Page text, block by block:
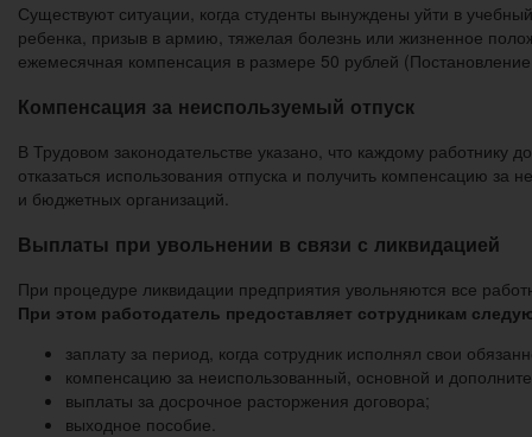
Существуют ситуации, когда студенты вынуждены уйти в
ребенка, призыв в армию, тяжелая болезнь или жизненное
ежемесячная компенсация в размере 50 рублей
Компенсация за неиспользуемый отпуск
В Трудовом законодательстве указано, что каждому
отказаться использования отпуска и получить компенсацию
и бюджетных организаций.
Выплаты при увольнении в связи с ликвидацией
При процедуре ликвидации предприятия увольняются все
При этом работодатель предоставляет сотрудникам
заплату за период, когда сотрудник исполнял свои
компенсацию за неиспользованный, основной и
выплаты за досрочное расторжения договора;
выходное пособие.